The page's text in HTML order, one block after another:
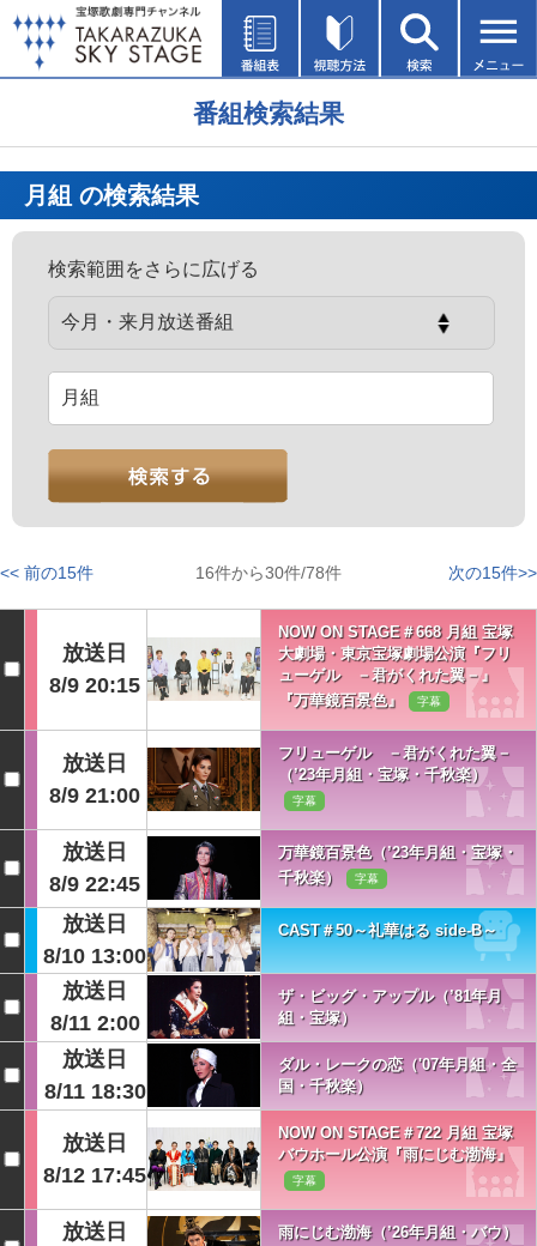
番組検索結果
月組 の検索結果
検索範囲をさらに広げる
<< 前の15件 16件から30件/78件 次の15件>>
放送日
8/9 20:15
NOW ON STAGE＃668 月組 宝塚
大劇場・東京宝塚劇場公演『フリ
ューゲル －君がくれた翼－』
『万華鏡百景色』
字幕
放送日
8/9 21:00
フリューゲル －君がくれた翼－
（’23年月組・宝塚・千秋楽）
字幕
放送日
8/9 22:45
万華鏡百景色（’23年月組・宝塚・
千秋楽）
字幕
放送日
8/10 13:00
CAST＃50～礼華はる side-B～
放送日
8/11 2:00
ザ・ビッグ・アップル（’81年月
組・宝塚）
放送日
8/11 18:30
ダル・レークの恋（'07年月組・全
国・千秋楽）
放送日
8/12 17:45
NOW ON STAGE＃722 月組 宝塚
バウホール公演『雨にじむ渤海』
字幕
放送日
雨にじむ渤海（’26年月組・バウ）